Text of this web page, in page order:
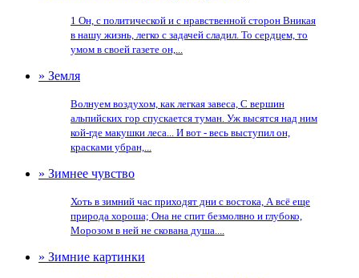
1 Он, с политической и с нравственной сторон Вникая
в нашу жизнь, легко с задачей сладил. То сердцем, то
умом в своей газете он,...
» Земля
Волнуем воздухом, как легкая завеса, С вершин
альпийских гор спускается туман. Уж высятся над ним
кой-где макушки леса... И вот - весь выступил он,
красками убран,...
» Зимнее чувство
Хоть в зимний час приходят дни с востока, А всё еще
природа хороша; Она не спит безмолвно и глубоко,
Морозом в ней не скована душа....
» Зимние картинки